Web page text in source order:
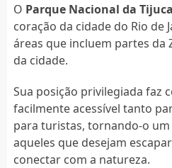
O Parque Nacional da Tijuca
coração da cidade do Rio de
áreas que incluem partes da
da cidade.
Sua posição privilegiada faz
facilmente acessível tanto
para turistas, tornando-o
aqueles que desejam
conectar com a natureza.